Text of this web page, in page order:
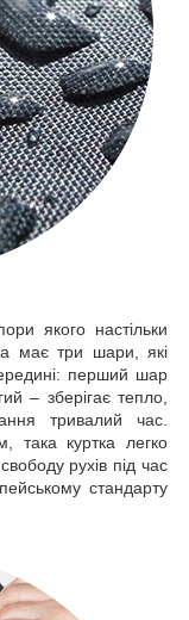
якого настільки
має три шари, які
перший шар
– зберігає тепло,
тривалий час.
така куртка легко
рухів під час
стандарту